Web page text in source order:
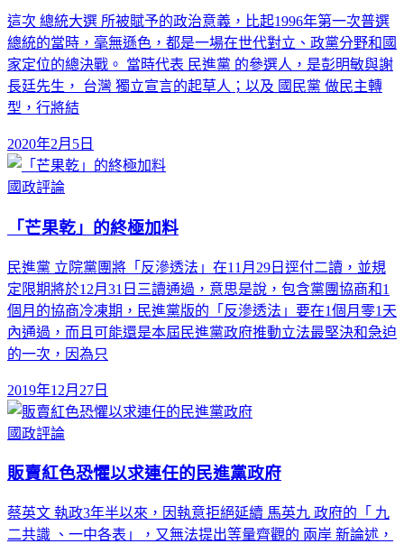
這次 總統大選 所被賦予的政治意義，比起1996年第一次普選
總統的當時，毫無遜色，都是一場在世代對立、政黨分野和國
家定位的總決戰。 當時代表 民進黨 的參選人，是彭明敏與謝
長廷先生， 台灣 獨立宣言的起草人；以及 國民黨 做民主轉
型，行將結
2020年2月5日
國政評論
「芒果乾」的終極加料
民進黨 立院黨團將「反滲透法」在11月29日逕付二讀，並規
定限期將於12月31日三讀通過，意思是說，包含黨團協商和1
個月的協商冷凍期，民進黨版的「反滲透法」要在1個月零1天
內通過，而且可能還是本屆民進黨政府推動立法最堅決和急迫
的一次，因為只
2019年12月27日
國政評論
販賣紅色恐懼以求連任的民進黨政府
蔡英文 執政3年半以來，因執意拒絕延續 馬英九 政府的「 九
二共識 、一中各表」，又無法提出等量齊觀的 兩岸 新論述，